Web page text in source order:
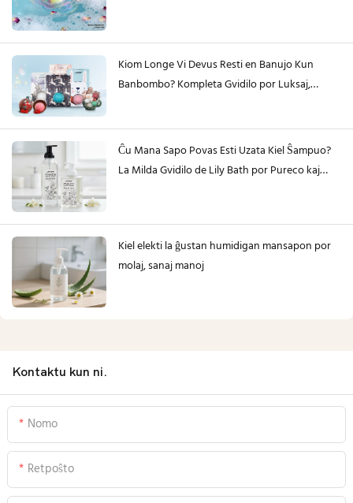
Kiom Longe Vi Devus Resti en Banujo Kun
Banbombo? Kompleta Gvidilo por Luksaj,
Ĉu Mana Sapo Povas Esti Uzata Kiel Ŝampuo?
La Milda Gvidilo de Lily Bath por Pureco kaj
Kiel elekti la ĝustan humidigan mansapon por
molaj, sanaj manoj
Kontaktu kun ni.
Nomo
Retpoŝto